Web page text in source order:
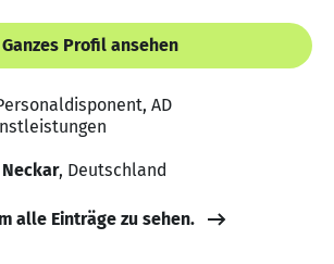
Ganzes Profil ansehen
AD
, Deutschland
alle Einträge zu sehen.